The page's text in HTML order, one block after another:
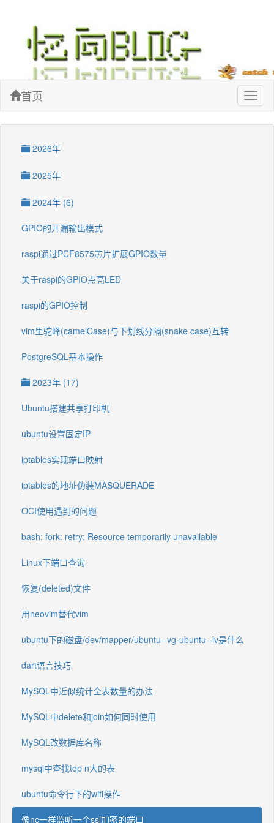
首页
2026年
2025年
2024年 (6)
GPIO的开漏输出模式
raspi通过PCF8575芯片扩展GPIO数量
关于raspi的GPIO点亮LED
raspi的GPIO控制
vim里驼峰(camelCase)与下划线分隔(snake case)互转
PostgreSQL基本操作
2023年 (17)
Ubuntu搭建共享打印机
ubuntu设置固定IP
iptables实现端口映射
iptables的地址伪装MASQUERADE
OCI使用遇到的问题
bash: fork: retry: Resource temporarily unavailable
Linux下端口查询
恢复(deleted)文件
用neovim替代vim
ubuntu下的磁盘/dev/mapper/ubuntu--vg-ubuntu--lv是什么
dart语言技巧
MySQL中近似统计全表数量的办法
MySQL中delete和join如何同时使用
MySQL改数据库名称
mysql中查找top n大的表
ubuntu命令行下的wifi操作
像nc一样监听一个ssl加密的端口